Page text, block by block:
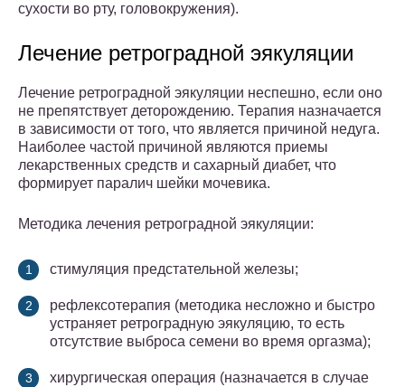
сухости во рту, головокружения).
Лечение ретроградной эякуляции
Лечение ретроградной эякуляции неспешно, если оно
не препятствует деторождению. Терапия назначается
в зависимости от того, что является причиной недуга.
Наиболее частой причиной являются приемы
лекарственных средств и сахарный диабет, что
формирует паралич шейки мочевика.
Методика лечения ретроградной эякуляции:
стимуляция предстательной железы;
рефлексотерапия (методика несложно и быстро
устраняет ретроградную эякуляцию, то есть
отсутствие выброса семени во время оргазма);
хирургическая операция (назначается в случае